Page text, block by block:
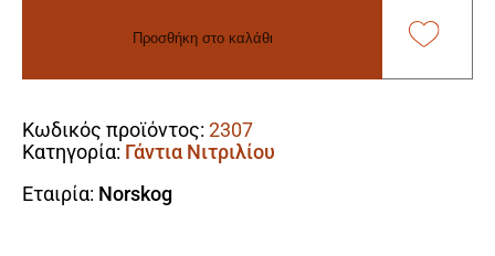
Egetrae
grey
ποσότητα
Προσθήκη στο καλάθι
Κωδικός προϊόντος: 2307
Κατηγορία: Γάντια Νιτριλίου
Εταιρία: Norskog